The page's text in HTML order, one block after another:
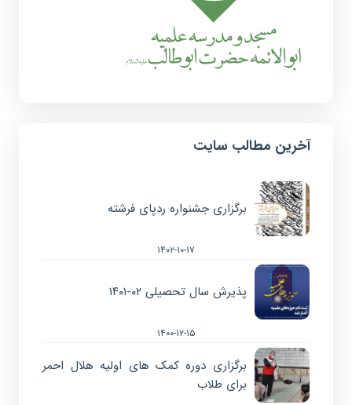
آخرین مطالب سایت
برگزاری جشنواره ردپای فرشته
۱۴۰۲-۱۰-۱۷
پذیرش سال تحصیلی ۰۲-۱۴۰۱
۱۴۰۰-۱۲-۱۵
برگزاری دوره کمک های اولیه هلال احمر
برای طلاب